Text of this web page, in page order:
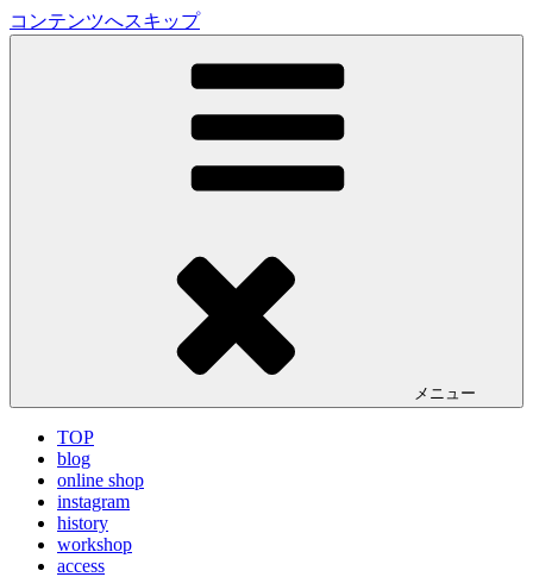
コンテンツへスキップ
LA VILLA ROUGE Blog
メニュー
TOP
blog
online shop
instagram
history
workshop
access